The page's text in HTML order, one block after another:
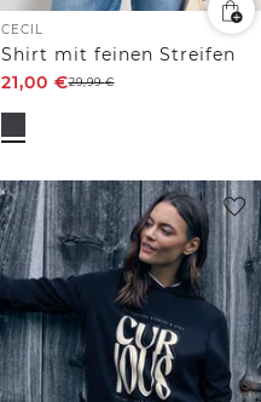
CECIL
Shirt mit feinen Streifen
21,00 €29,99€